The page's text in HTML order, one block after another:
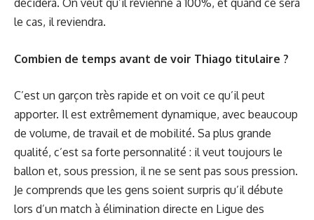
décidera. On veut qu’il revienne à 100%, et quand ce sera
le cas, il reviendra.
Combien de temps avant de voir Thiago titulaire ?
C’est un garçon très rapide et on voit ce qu’il peut
apporter. Il est extrêmement dynamique, avec beaucoup
de volume, de travail et de mobilité. Sa plus grande
qualité, c’est sa forte personnalité : il veut toujours le
ballon et, sous pression, il ne se sent pas sous pression.
Je comprends que les gens soient surpris qu’il débute
lors d’un match à élimination directe en Ligue des